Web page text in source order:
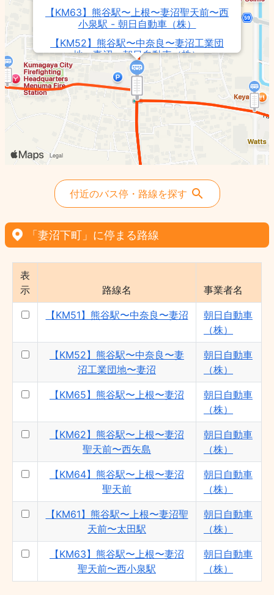
【KM63】熊谷駅〜上根〜妻沼聖天前〜西
小泉駅 - 朝日自動車（株）
【KM52】熊谷駅〜中奈良〜妻沼工業団
地〜妻沼 - 朝日自動車（株）
【KM62】熊谷駅〜上根〜妻沼聖天前〜西
矢島 - 朝日自動車（株）
【KM61】熊谷駅〜上根〜妻沼聖天前〜太
田駅 - 朝日自動車（株）
【KM64】熊谷駅〜上根〜妻沼聖天前 - 朝
日自動車（株）
【KM51】熊谷駅〜中奈良〜妻沼 - 朝日自
動車（株）
付近のバス停・路線を探す
「妻沼下町」に停まる路線
表
示
路線名 事業者名
【KM51】熊谷駅〜中奈良〜妻沼
朝日自動車
（株）
【KM52】熊谷駅〜中奈良〜妻
沼工業団地〜妻沼
朝日自動車
（株）
【KM65】熊谷駅〜上根〜妻沼
朝日自動車
（株）
【KM62】熊谷駅〜上根〜妻沼
聖天前〜西矢島
朝日自動車
（株）
【KM64】熊谷駅〜上根〜妻沼
聖天前
朝日自動車
（株）
【KM61】熊谷駅〜上根〜妻沼聖
天前〜太田駅
朝日自動車
（株）
【KM63】熊谷駅〜上根〜妻沼
聖天前〜西小泉駅
朝日自動車
（株）